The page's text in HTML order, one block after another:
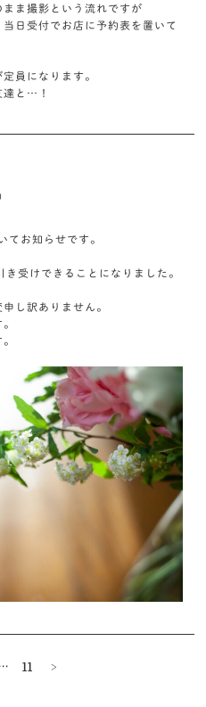
ま撮影という流れですが
日受付でお店に予約表を置いて
員になります。
達と…！
てお知らせです。
受けできることになりました。
し訳ありません。
… 11 >